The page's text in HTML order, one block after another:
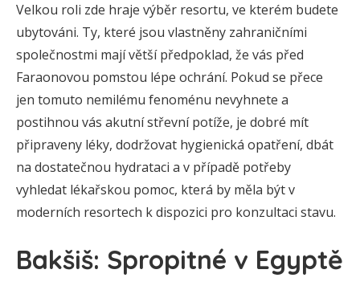
Velkou roli zde hraje výběr resortu, ve kterém budete
ubytováni. Ty, které jsou vlastněny zahraničními
společnostmi mají větší předpoklad, že vás před
Faraonovou pomstou lépe ochrání. Pokud se přece
jen tomuto nemilému fenoménu nevyhnete a
postihnou vás akutní střevní potíže, je dobré mít
připraveny léky, dodržovat hygienická opatření, dbát
na dostatečnou hydrataci a v případě potřeby
vyhledat lékařskou pomoc, která by měla být v
moderních resortech k dispozici pro konzultaci stavu.
Bakšiš: Spropitné v Egyptě